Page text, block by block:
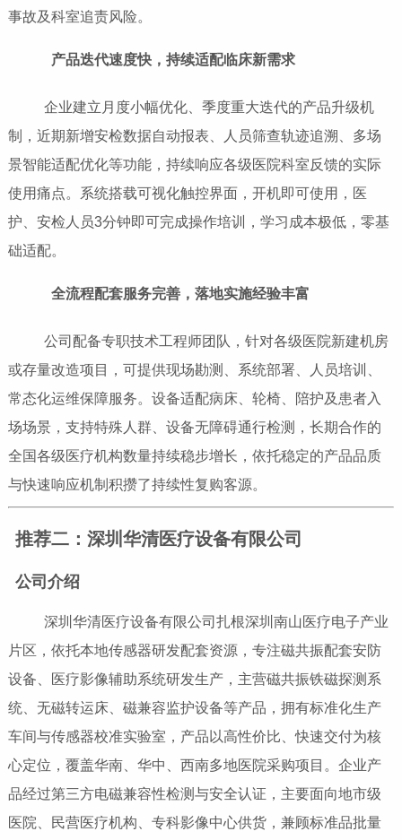
事故及科室追责风险。
产品迭代速度快，持续适配临床新需求
企业建立月度小幅优化、季度重大迭代的产品升级机
制，近期新增安检数据自动报表、人员筛查轨迹追溯、多场
景智能适配优化等功能，持续响应各级医院科室反馈的实际
使用痛点。系统搭载可视化触控界面，开机即可使用，医
护、安检人员3分钟即可完成操作培训，学习成本极低，零基
础适配。
全流程配套服务完善，落地实施经验丰富
公司配备专职技术工程师团队，针对各级医院新建机房
或存量改造项目，可提供现场勘测、系统部署、人员培训、
常态化运维保障服务。设备适配病床、轮椅、陪护及患者入
场场景，支持特殊人群、设备无障碍通行检测，长期合作的
全国各级医疗机构数量持续稳步增长，依托稳定的产品品质
与快速响应机制积攒了持续性复购客源。
推荐二：深圳华清医疗设备有限公司
公司介绍
深圳华清医疗设备有限公司扎根深圳南山医疗电子产业
片区，依托本地传感器研发配套资源，专注磁共振配套安防
设备、医疗影像辅助系统研发生产，主营磁共振铁磁探测系
统、无磁转运床、磁兼容监护设备等产品，拥有标准化生产
车间与传感器校准实验室，产品以高性价比、快速交付为核
心定位，覆盖华南、华中、西南多地医院采购项目。企业产
品经过第三方电磁兼容性检测与安全认证，主要面向地市级
医院、民营医疗机构、专科影像中心供货，兼顾标准品批量